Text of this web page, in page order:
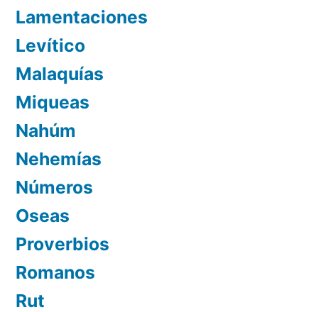
Lamentaciones
Levítico
Malaquías
Miqueas
Nahúm
Nehemías
Números
Oseas
Proverbios
Romanos
Rut